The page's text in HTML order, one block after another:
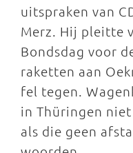
uitspraken van
Merz. Hij pleitte
Bondsdag voor
raketten aan
fel tegen.
in Thüringen
als die geen